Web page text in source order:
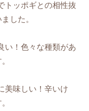
トッポギとの相性抜
した。
い！色々な種類があ
美味しい！辛いけ